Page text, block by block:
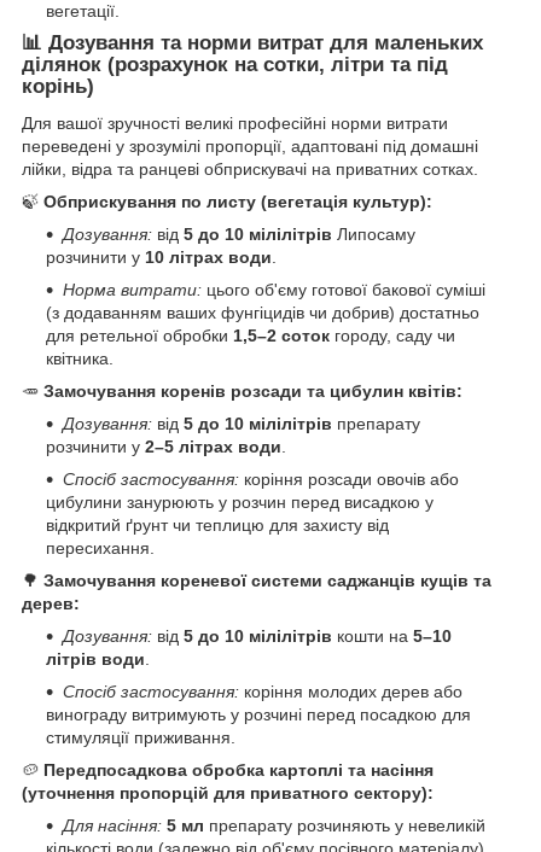
вегетації.
📊 Дозування та норми витрат для маленьких
ділянок (розрахунок на сотки, літри та під
корінь)
Для вашої зручності великі професійні норми витрати
переведені у зрозумілі пропорції, адаптовані під домашні
лійки, відра та ранцеві обприскувачі на приватних сотках.
🍃 Обприскування по листу (вегетація культур):
Дозування: від 5 до 10 мілілітрів Липосаму
розчинити у 10 літрах води
Норма витрати: цього об'єму готової бакової суміші
(з додаванням ваших фунгіцидів чи добрив) достатньо
для ретельної обробки 1,5–2 соток городу, саду чи
квітника.
🥕 Замочування коренів розсади та цибулин квітів:
Дозування: від 5 до 10 мілілітрів препарату
розчинити у 2–5 літрах води
Спосіб застосування: коріння розсади овочів або
цибулини занурюють у розчин перед висадкою у
відкритий ґрунт чи теплицю для захисту від
пересихання.
🌳 Замочування кореневої системи саджанців кущів та
дерев:
Дозування: від 5 до 10 мілілітрів кошти на 5–10
літрів води
Спосіб застосування: коріння молодих дерев або
винограду витримують у розчині перед посадкою для
стимуляції приживання.
🥔 Передпосадкова обробка картоплі та насіння
(уточнення пропорцій для приватного сектору):
Для насіння: 5 мл препарату розчиняють у невеликій
кількості води (залежно від об'єму посівного матеріалу)